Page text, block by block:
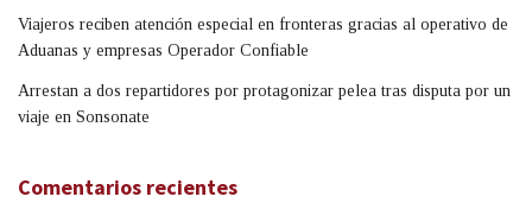
Viajeros reciben atención especial en fronteras gracias al operativo de
Aduanas y empresas Operador Confiable
Arrestan a dos repartidores por protagonizar pelea tras disputa por un
viaje en Sonsonate
Comentarios recientes